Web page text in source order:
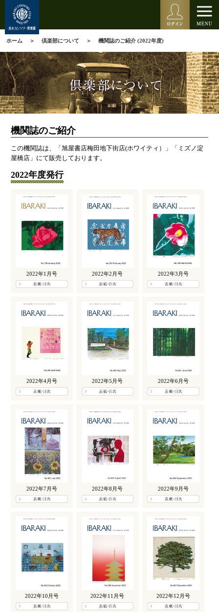
ホーム 倶楽部について 機関誌のご紹介 (2022年度)
機関誌のご紹介
この機関誌は、「旭屋書店梅田地下街店(ホワイティ）」「ミズノ淀
屋橋店」にて販売しております。
2022年度発行
2022年1月号 2022年2月号 2022年3月号
2022年4月号 2022年5月号 2022年6月号
2022年7月号 2022年8月号 2022年9月号
2022年10月号 2022年11月号 2022年12月号